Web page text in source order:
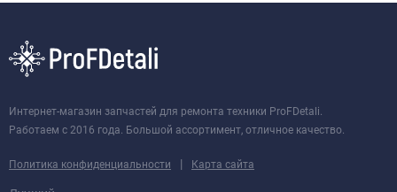
Интернет-магазин запчастей для ремонта техники ProFDetali.
Работаем с 2016 года. Большой ассортимент, отличное качество.
Политика конфиденциальности | Карта сайта